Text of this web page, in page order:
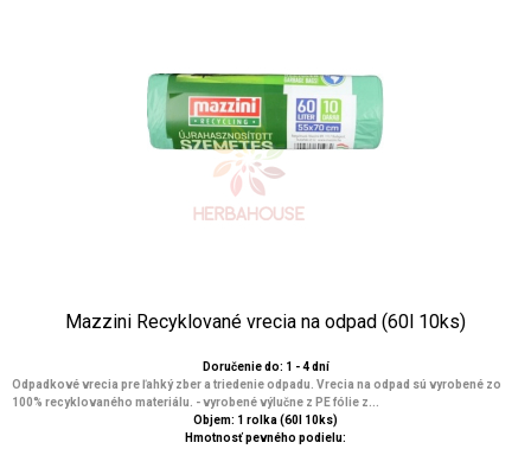
Mazzini Recyklované vrecia na odpad (60l 10ks)
Doručenie do: 1 - 4 dní
Odpadkové vrecia pre ľahký zber a triedenie odpadu. Vrecia na odpad sú vyrobené zo
100% recyklovaného materiálu. - vyrobené výlučne z PE fólie z...
Objem: 1 rolka (60l 10ks)
Hmotnosť pevného podielu: